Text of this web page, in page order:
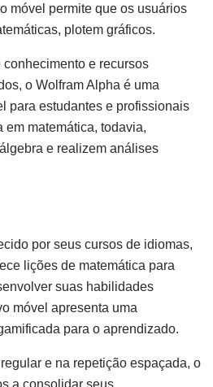
móvel permite que os usuários
plotem gráficos.
e recursos
o Wolfram Alpha é uma
para estudantes e profissionais
matemática, todavia,
e realizem análises
por seus cursos de idiomas,
lições de matemática para
suas habilidades
móvel apresenta uma
para o aprendizado.
e na repetição espaçada, o
a consolidar seus